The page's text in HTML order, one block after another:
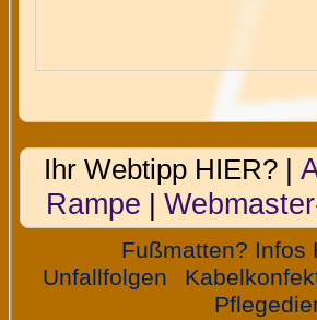
Ihr Webtipp HIER? |
Rampe |
Fußmatten? Infos
Unfallfolgen